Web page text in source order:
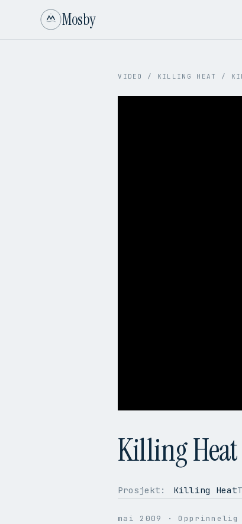
Mosby
VIDEO / KILLING HEAT /
Killing Heat
Prosjekt: Killing Heat
mai 2009 ·